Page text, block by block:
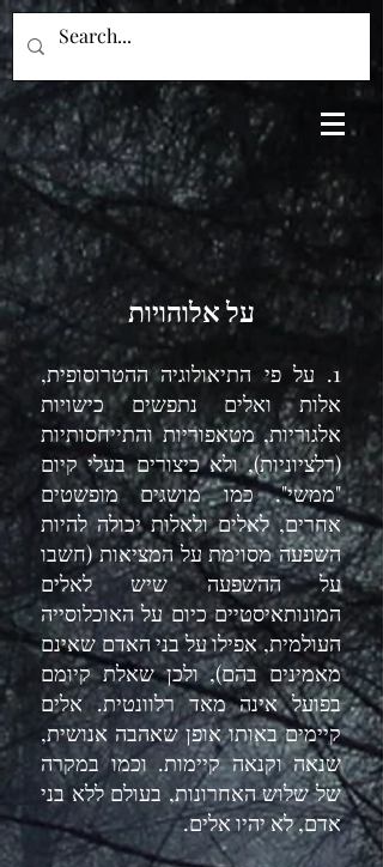
על אלוהויות
1. על פי התיאולוגיה ההטרוסופית,
אלות ואלים נתפשים כישויות
אלגוריות, מטאפוריות והתייחסותיות
(רלציוניות), ולא כיצורים בעלי קיום
"ממשי". כמו מושגים מופשטים
אחרים, לאלים ולאלות יכולה להיות
השפעה מסוימת על המציאות (חשבו
על ההשפעה שיש לאלים
המונותאיסטיים כיום על האוכלוסייה
העולמית, אפילו על בני האדם שאינם
מאמינים בהם), ולכן שאלת קיומם
בפועל אינה מאד רלוונטית. אלים
קיימים באותו אופן שאהבה אנושית,
שנאה וקנאהקיימות. וכמו במקרה
של שלוש האחרונות, בעולם ללא בני
אדם, לא יהיו אלים.